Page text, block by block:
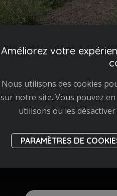
Nos
Améliorez votre
Nous utilisons des cookies
sur notre site. Vous pouvez
utilisons ou les désactiver
PARAMÈTRES DE